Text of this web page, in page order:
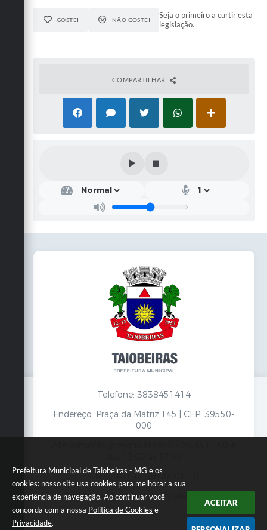
Prefeitura Municipal de Taiobeiras - MG e os
cookies: nosso site usa cookies para melhorar a sua
experiência de navegação. Ao continuar você
concorda com a nossa Política de Cookies e
Privacidade.
ACEITAR
GOSTEI NÃO GOSTEI
Seja o primeiro a curtir esta
legislação.
COMPARTILHAR
Telefone: 3838451414
Endereço: Praça da Matriz,145 | CEP: 39550-
000
CNPJ: 18.017.384/0001-10
Prefeitura Municipal de Taiobeiras - MG